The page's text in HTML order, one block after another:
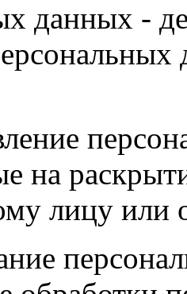
данных -
на
лицу или